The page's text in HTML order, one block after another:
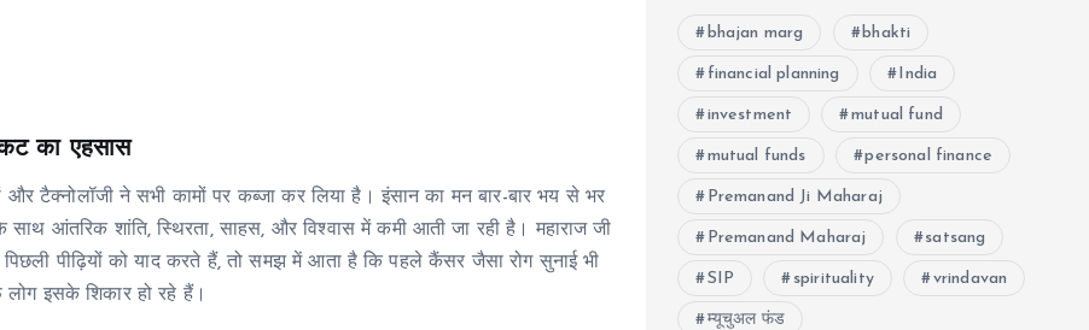
का एहसास
टैक्नोलॉजी ने सभी कामों पर कब्जा कर लिया है। इंसान का मन बार-बार भय से भर
आंतरिक शांति, स्थिरता, साहस, और विश्वास में कमी आती जा रही है। महाराज जी
पीढ़ियों को याद करते हैं, तो समझ में आता है कि पहले कैंसर जैसा रोग सुनाई भी
इसके शिकार हो रहे हैं।
bhajan marg bhakti
financial planning India
investment mutual fund
mutual funds personal finance
Premanand Ji Maharaj
Premanand Maharaj satsang
SIP spirituality vrindavan
म्यूचुअल फंड